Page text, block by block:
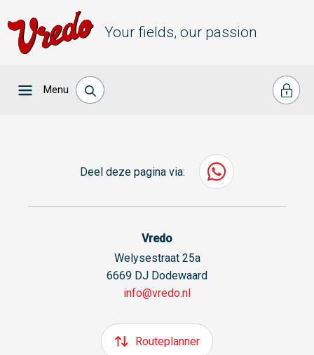
Your fields, our passion
Menu
Deel deze pagina via:
Vredo
Welysestraat 25a
6669 DJ Dodewaard
info@vredo.nl
Routeplanner